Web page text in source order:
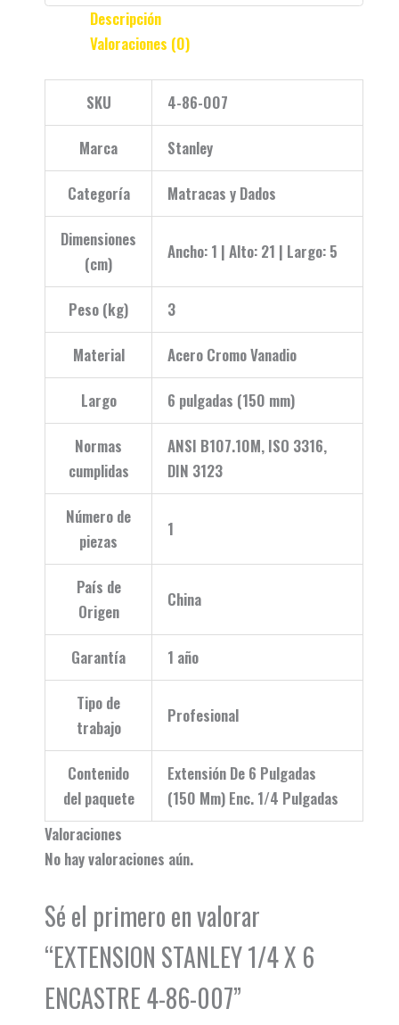
Descripción
Valoraciones (0)
SKU 4-86-007
Marca Stanley
Categoría Matracas y Dados
Dimensiones
(cm)
Ancho: 1 | Alto: 21 | Largo: 5
Peso (kg) 3
Material Acero Cromo Vanadio
Largo 6 pulgadas (150 mm)
Normas
cumplidas
ANSI B107.10M, ISO 3316,
DIN 3123
Número de
piezas
1
País de
Origen
China
Garantía 1 año
Tipo de
trabajo
Profesional
Contenido
del paquete
Extensión De 6 Pulgadas
(150 Mm) Enc. 1/4 Pulgadas
Valoraciones
No hay valoraciones aún.
Sé el primero en valorar
“EXTENSION STANLEY 1/4 X 6
ENCASTRE 4-86-007”